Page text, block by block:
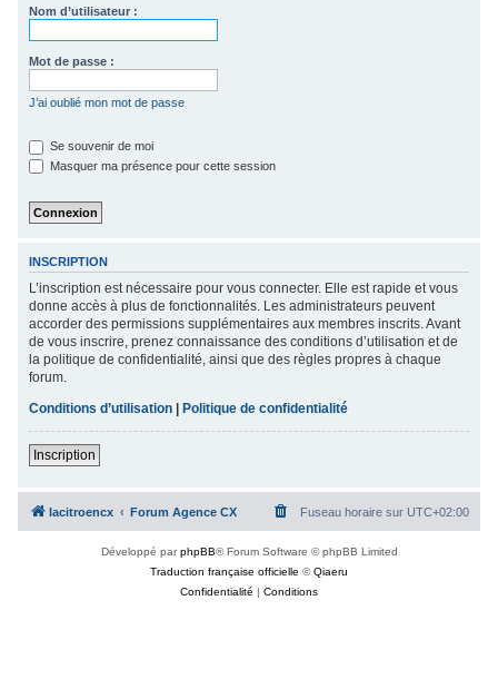
Nom d’utilisateur :
Mot de passe :
J’ai oublié mon mot de passe
Se souvenir de moi
Masquer ma présence pour cette session
INSCRIPTION
L’inscription est nécessaire pour vous connecter. Elle est rapide et vous
donne accès à plus de fonctionnalités. Les administrateurs peuvent
accorder des permissions supplémentaires aux membres inscrits. Avant
de vous inscrire, prenez connaissance des conditions d’utilisation et de
la politique de confidentialité, ainsi que des règles propres à chaque
forum.
Conditions d’utilisation |Politique de confidentialité
Inscription
lacitroencx Forum Agence CX Fuseau horaire sur UTC+02:00
Développé parphpBB® Forum Software © phpBB Limited
Traduction française officielle ©Qiaeru
Confidentialité | Conditions